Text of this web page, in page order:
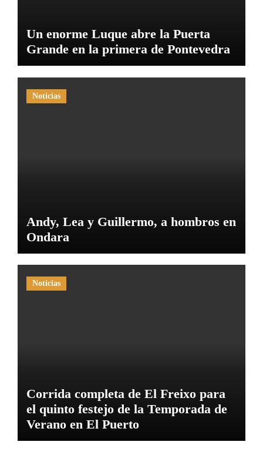
Un enorme Luque abre la Puerta
Grande en la primera de Pontevedra
Noticias
Andy, Lea y Guillermo, a hombros en
Ondara
Noticias
Corrida completa de El Freixo para
el quinto festejo de la Temporada de
Verano en El Puerto